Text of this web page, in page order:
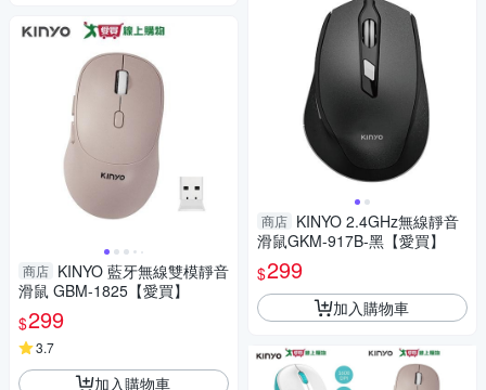
商店 KINYO 藍牙無線雙模靜音
滑鼠 GBM-1825【愛買】
$299
3.7
加入購物車
商店 KINYO 2.4GHz無線靜音
滑鼠GKM-917B-黑【愛買】
$299
加入購物車